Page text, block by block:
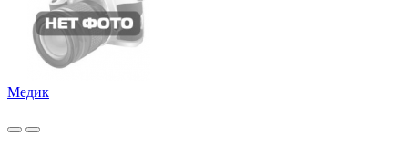
Медик